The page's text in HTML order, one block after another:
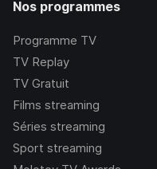
Nos programmes
Programme TV
TV Replay
TV Gratuit
Films streaming
Séries streaming
Sport streaming